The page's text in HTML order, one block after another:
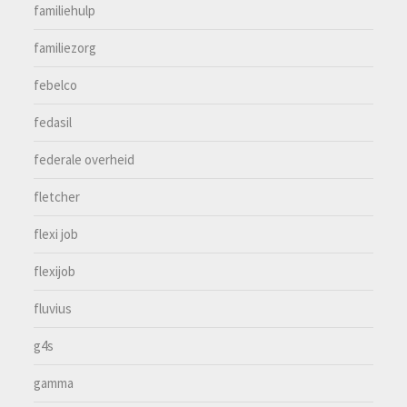
familiehulp
familiezorg
febelco
fedasil
federale overheid
fletcher
flexi job
flexijob
fluvius
g4s
gamma